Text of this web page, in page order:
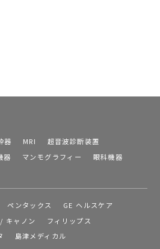
器 MRI
超音波診断装置
器 マンモグラフィー
眼科機器
ペンタックス
GE ヘルスケア
キャノン
フィリップス
島津メディカル